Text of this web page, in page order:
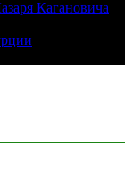
Кагановича